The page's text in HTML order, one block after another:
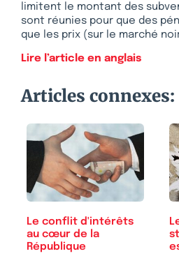
limitent le montant des
sont réunies pour que des
que les prix (sur le marché
Lire l’article en anglais
Articles connexes:
Le conflit d'intérêts
au cœur de la
République